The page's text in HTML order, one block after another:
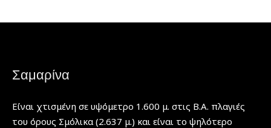
Σαμαρίνα
Είναι χτισμένη σε υψόμετρο 1.600 μ. στις Β.Α. πλαγιές
του όρους Σμόλικα (2.637 μ.) και είναι το ψηλότερο